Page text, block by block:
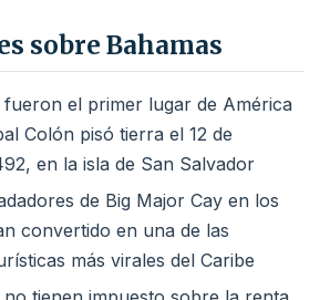
sobre Bahamas
fueron el primer lugar de América
Colón pisó tierra el 12 de
en la isla de San Salvador
de Big Major Cay en los
convertido en una de las
más virales del Caribe